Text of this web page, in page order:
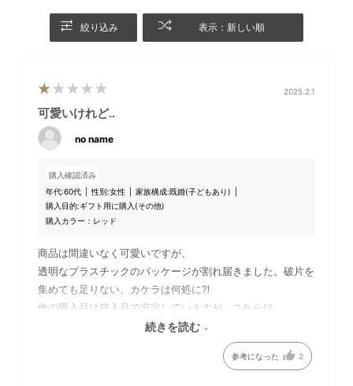
絞り込み 表示：新しい順
2025.2.1
可愛いけれど‥
no name
購入確認済み
年代:60代 性別:女性 家族構成:既婚(子どもあり)
購入目的:ギフト用に購入(その他)
購入カラー：レッド
商品は間違いなく可愛いですが、
透明なプラスチックのパッケージが割れ届きました。破片を
集めても足りない、カケラは何処に⁈
他の購入品は箱入品で安定していますが、こちらは
緩衝材で包んで欲しかったです。
続きを読む
参考になった 2